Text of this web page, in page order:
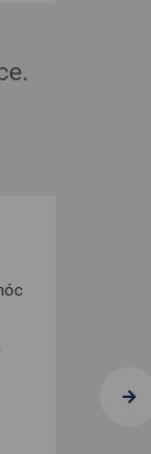
niezwykle
chcą pomóc,
na wszelkie,
Wszystko, by
całą